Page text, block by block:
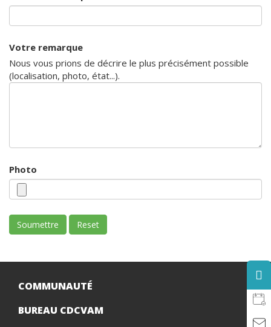
Votre remarque
Nous vous prions de décrire le plus précisément possible
(localisation, photo, état...).
Photo
COMMUNAUTÉ
BUREAU CDCVAM